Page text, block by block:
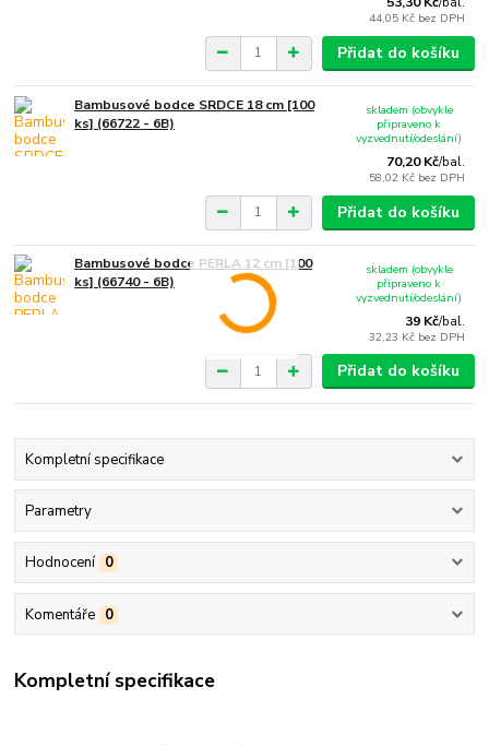
44,05 Kč bez DPH
Přidat do košíku
Bambusové bodce SRDCE 18 cm [100
ks] (66722 - 6B)
70,20 Kč/bal.
58,02 Kč bez DPH
skladem (obvykle
připraveno k
vyzvednutí/odeslání)
Přidat do košíku
Bambusové bodce PERLA 12 cm [100
ks] (66740 - 6B)
39 Kč/bal.
32,23 Kč bez DPH
skladem (obvykle
připraveno k
vyzvednutí/odeslání)
Přidat do košíku
Kompletní specifikace
Parametry
Hodnocení 0
Komentáře 0
Kompletní specifikace